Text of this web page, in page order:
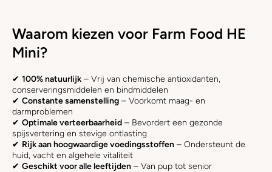
Waarom kiezen voor Farm Food HE
Mini?
✔ 100% natuurlijk – Vrij van chemische antioxidanten,
conserveringsmiddelen en bindmiddelen
✔ Constante samenstelling – Voorkomt maag- en
darmproblemen
✔ Optimale verteerbaarheid – Bevordert een gezonde
spijsvertering en stevige ontlasting
✔ Rijk aan hoogwaardige voedingsstoffen – Ondersteunt de
huid, vacht en algehele vitaliteit
✔ Geschikt voor alle leeftijden – Van pup tot senior